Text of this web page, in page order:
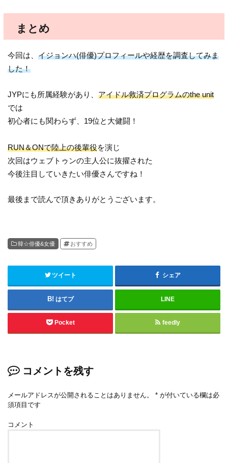
まとめ
今回は、イジョンハ(俳優)プロフィールや経歴を調査してみま
した！
JYPにも所属経験があり、アイドル救済プログラムのthe unit
では
初心者にも関わらず、19位と大健闘！
RUN＆ONで陸上の後輩役を演じ
次回はウェブトゥンの主人公に抜擢された
今後注目していきたい俳優さんですね！
最後まで読んで頂きありがとうございます。
韓☆俳優&女優 おすすめ
ツイート シェア
はてブ LINE
Pocket feedly
コメントを残す
メールアドレスが公開されることはありません。 * が付いている欄は必
須項目です
コメント